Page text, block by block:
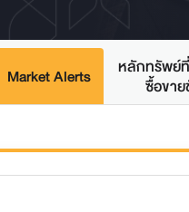
Market Alerts
หลักทรัพย์
ซื้อขา